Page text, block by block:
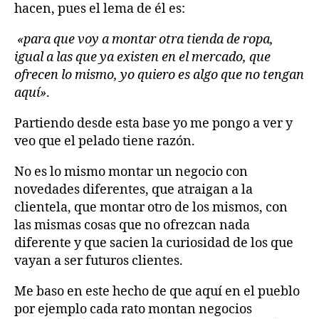
hacen, pues el lema de él es:
«para que voy a montar otra tienda de ropa,
igual a las que ya existen en el mercado, que
ofrecen lo mismo, yo quiero es algo que no tengan
aquí».
Partiendo desde esta base yo me pongo a ver y
veo que el pelado tiene razón.
No es lo mismo montar un negocio con
novedades diferentes, que atraigan a la
clientela, que montar otro de los mismos, con
las mismas cosas que no ofrezcan nada
diferente y que sacien la curiosidad de los que
vayan a ser futuros clientes.
Me baso en este hecho de que aquí en el pueblo
por ejemplo cada rato montan negocios